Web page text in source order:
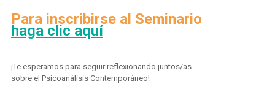
Para inscribirse al Seminario
haga clic aquí
¡Te esperamos para seguir reflexionando juntos/as
sobre el Psicoanálisis Contemporáneo!